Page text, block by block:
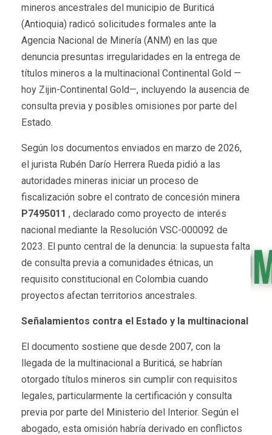
mineros ancestrales del municipio de Buriticá
(Antioquia) radicó solicitudes formales ante la
Agencia Nacional de Minería (ANM) en las que
denuncia presuntas irregularidades en la entrega de
títulos mineros a la multinacional Continental Gold —
hoy Zijin-Continental Gold—, incluyendo la ausencia de
consulta previa y posibles omisiones por parte del
Estado.
Según los documentos enviados en marzo de 2026,
el jurista Rubén Darío Herrera Rueda pidió a las
autoridades mineras iniciar un proceso de
fiscalización sobre el contrato de concesión minera
P7495011 , declarado como proyecto de interés
nacional mediante la Resolución VSC-000092 de
2023. El punto central de la denuncia: la supuesta falta
de consulta previa a comunidades étnicas, un
requisito constitucional en Colombia cuando
proyectos afectan territorios ancestrales.
Señalamientos contra el Estado y la multinacional
El documento sostiene que desde 2007, con la
llegada de la multinacional a Buriticá, se habrían
otorgado títulos mineros sin cumplir con requisitos
legales, particularmente la certificación y consulta
previa por parte del Ministerio del Interior. Según el
abogado, esta omisión habría derivado en conflictos